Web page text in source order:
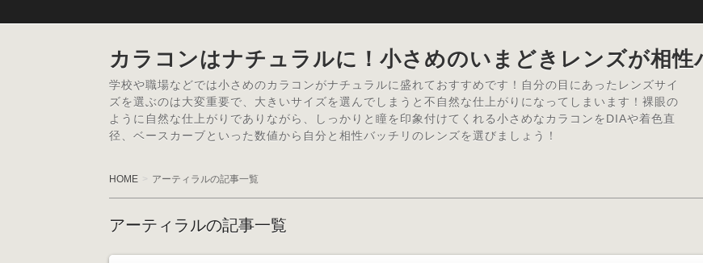
カラコンはナチュラルに！小さめのいまどきレンズが相性
学校や職場などでは小さめのカラコンがナチュラルに盛れておすすめです！自分の目にあったレンズサイ
ズを選ぶのは大変重要で、大きいサイズを選んでしまうと不自然な仕上がりになってしまいます！裸眼の
ように自然な仕上がりでありながら、しっかりと瞳を印象付けてくれる小さめなカラコンをDIAや着色直
径、ベースカーブといった数値から自分と相性バッチリのレンズを選びましょう！
HOME アーティラルの記事一覧
アーティラルの記事一覧